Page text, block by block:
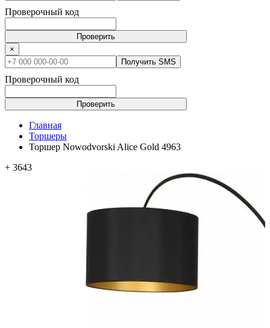
Проверочный код
Проверить
×
Получить SMS
Проверочный код
Проверить
Главная
Торшеры
Торшер Nowodvorski Alice Gold 4963
+ 3643